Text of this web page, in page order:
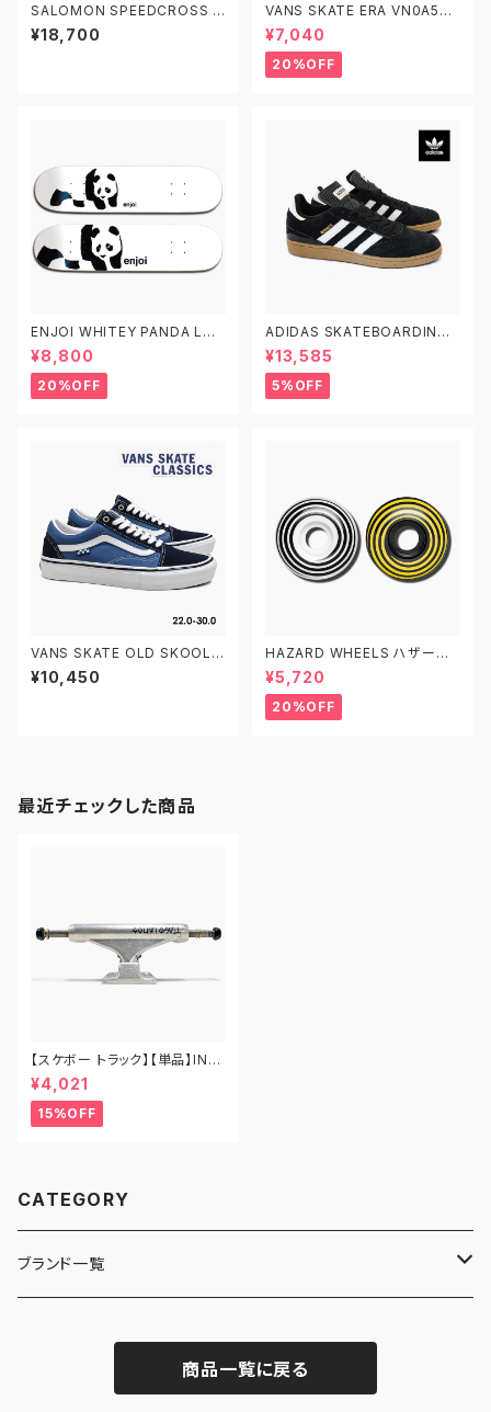
SALOMON SPEEDCROSS 6
M/L41737900 W/L4174280
0 サロモン スピードクロス6 ト
¥18,700
VANS SKATE ERA VN0A5FC
9Y28 22.0-30.0 ヴァンズ ス
ケートエラ
¥7,040
20%OFF
ENJOI WHITEY PANDA LOG
O エンジョイ スケートボード デ
ッキ スケボー7.5 7.75 8.0 8.2
5 8.5 子供用 キッズ
¥8,800
20%OFF
ADIDAS SKATEBOARDING
BUSENITZ G48060 22.0-2
9.0 アディダス スケートボーデ
ィング ブセニッツ
¥13,585
5%OFF
VANS SKATE OLD SKOOL V
N0A5FCBNAV 22.0-30.0 ヴ
ァンズ スケートオールドスクー
¥10,450
HAZARD WHEELS ハザード
ウィール CITY PARK+ RADIA
L SWIRL スケートボード 51M
M/53MM/55MM/60MM 101
A
¥5,720
20%OFF
最近チェックした商品
【スケボー トラック】【単品】IND
EPENDENT TRUCKS STAG
E11 PRO TIAGO LEMOS MI
D 129 インディペンデント トラッ
ク プロ ティアゴ・レモス スケー
¥4,021
15%OFF
CATEGORY
ブランド一覧
商品一覧に戻る